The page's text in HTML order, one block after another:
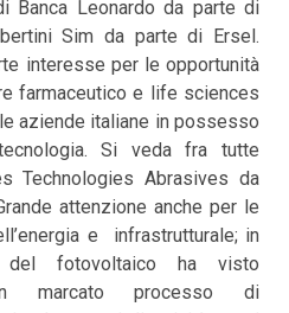
Banca Leonardo da parte di
Sim da parte di Ersel.
interesse per le opportunità
farmaceutico e life sciences
aziende italiane in possesso
Si veda fra tutte
Technologies Abrasives da
attenzione anche per le
e infrastrutturale; in
fotovoltaico ha visto
marcato processo di